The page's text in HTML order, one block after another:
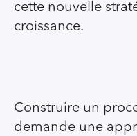
cette nouvelle
croissance.
Construire un
demande une